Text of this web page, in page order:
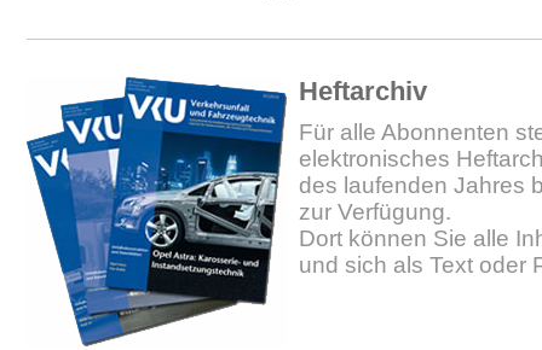
Heftarchiv
Für alle Abonnenten
elektronisches
des laufenden Jahres
zur Verfügung.
Dort können Sie alle
und sich als Text oder